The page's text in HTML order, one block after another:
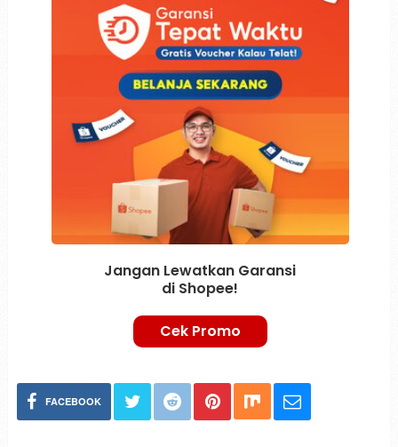
Jangan Lewatkan Garansi
di Shopee!
Cek Promo
FACEBOOK